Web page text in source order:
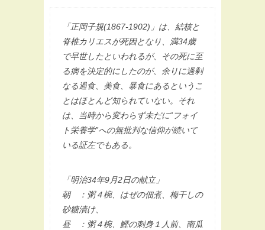
「正岡子規(1867-1902)」は、結核と
脊椎カリエスが死因となり、満34歳
で早世したといわれるが、その死に至
る病を決定的にしたのが、余りに過剰
なる過食、美食、暴食にあるというこ
とはほとんど知られていない。それ
は、当時から変わらず未だに“フォイ
ト栄養学”への無批判な信仰が続いて
いる証左でもある。
「明治34年9月2日の献立」
朝 ：粥４椀、はぜの佃煮、梅干しの
砂糖漬け、
昼 ：粥４椀、鰹の刺身１人前、南瓜